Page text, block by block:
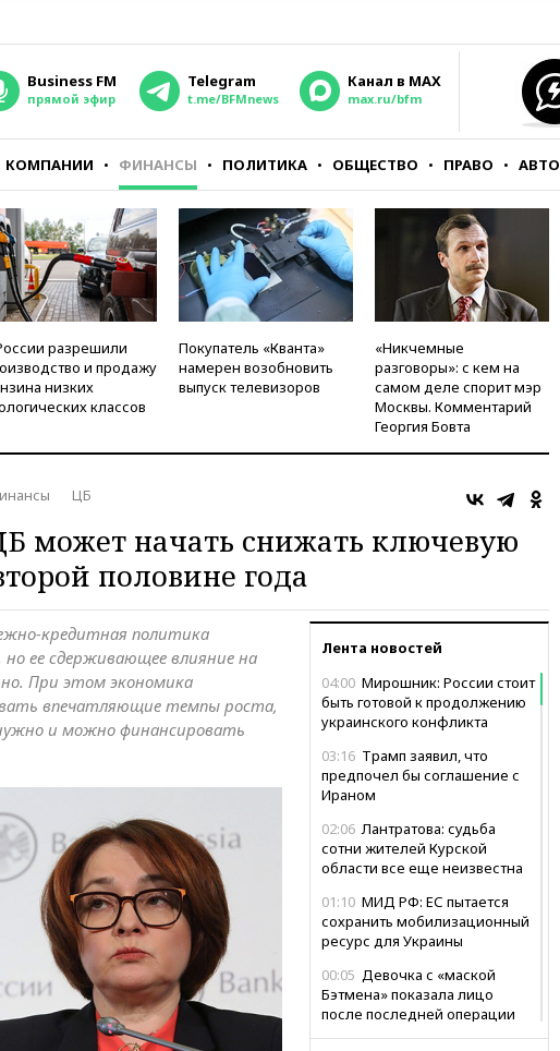
Business FM
прямой эфир
Telegram
t.me/BFMnews
Канал в MAX
max.ru/bfm
КОМПАНИИ ФИНАНСЫ ПОЛИТИКА ОБЩЕСТВО ПРАВО АВТО
разрешили
и продажу
низких
классов
Покупатель «Кванта»
намерен возобновить
выпуск телевизоров
«Никчемные
разговоры»: с кем на
самом деле спорит мэр
Москвы. Комментарий
Георгия Бовта
ЦБ
может начать снижать ключевую
половине года
Лента новостей
04:00 Мирошник: России стоит
быть готовой к продолжению
украинского конфликта
03:16 Трамп заявил, что
предпочел бы соглашение с
Ираном
02:06 Лантратова: судьба
сотни жителей Курской
области все еще неизвестна
01:10 МИД РФ: ЕС пытается
сохранить мобилизационный
ресурс для Украины
00:05 Девочка с «маской
Бэтмена» показала лицо
после последней операции
кредитная политика
ее сдерживающее влияние на
При этом экономика
впечатляющие темпы роста,
и можно финансировать